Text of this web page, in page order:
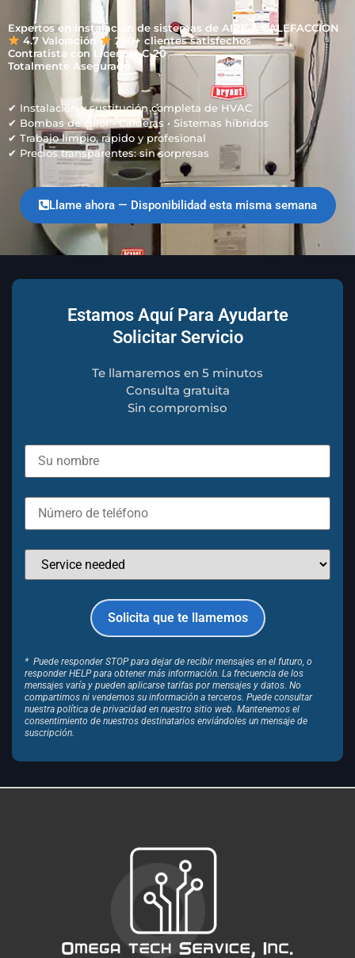
Expertos en instalación de sistemas de AIRE & CALEFACCION
4.7 Valoración
250+ clientes satisfechos
Contratista con Licencia C-20
Totalmente Asegurado
✔ Instalación y sustitución completa de HVAC
✔ Bombas de calor • Calderas • Sistemas híbridos
✔ Trabajo limpio, rápido y profesional
✔ Precios transparentes: sin sorpresas
Llame ahora — Disponibilidad esta misma semana
Estamos Aquí Para Ayudarte
Solicitar Servicio
Te llamaremos en 5 minutos
Consulta gratuita
Sin compromiso
* Puede responder STOP para dejar de recibir mensajes en el futuro, o
responder HELP para obtener más información. La frecuencia de los
mensajes varía y pueden aplicarse tarifas por mensajes y datos. No
compartimos ni vendemos su información a terceros. Puede consultar
nuestra política de privacidad en nuestro sitio web. Mantenemos el
consentimiento de nuestros destinatarios enviándoles un mensaje de
suscripción.